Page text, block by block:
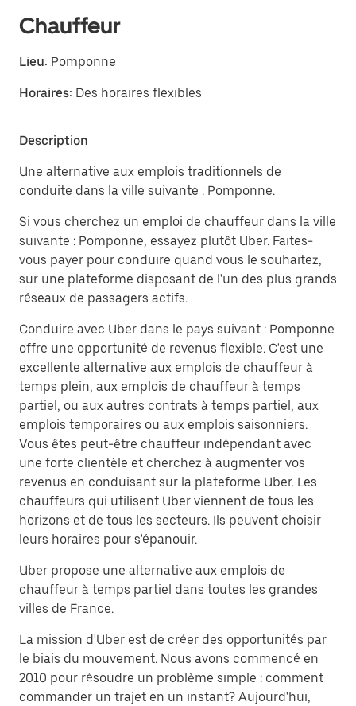
Chauffeur
Lieu: Pomponne
Horaires: Des horaires flexibles
Description
Une alternative aux emplois traditionnels de
conduite dans la ville suivante : Pomponne.
Si vous cherchez un emploi de chauffeur dans la ville
suivante : Pomponne, essayez plutôt Uber. Faites-
vous payer pour conduire quand vous le souhaitez,
sur une plateforme disposant de l'un des plus grands
réseaux de passagers actifs.
Conduire avec Uber dans le pays suivant : Pomponne
offre une opportunité de revenus flexible. C'est une
excellente alternative aux emplois de chauffeur à
temps plein, aux emplois de chauffeur à temps
partiel, ou aux autres contrats à temps partiel, aux
emplois temporaires ou aux emplois saisonniers.
Vous êtes peut-être chauffeur indépendant avec
une forte clientèle et cherchez à augmenter vos
revenus en conduisant sur la plateforme Uber. Les
chauffeurs qui utilisent Uber viennent de tous les
horizons et de tous les secteurs. Ils peuvent choisir
leurs horaires pour s'épanouir.
Uber propose une alternative aux emplois de
chauffeur à temps partiel dans toutes les grandes
villes de France.
La mission d'Uber est de créer des opportunités par
le biais du mouvement. Nous avons commencé en
2010 pour résoudre un problème simple : comment
commander un trajet en un instant? Aujourd'hui,